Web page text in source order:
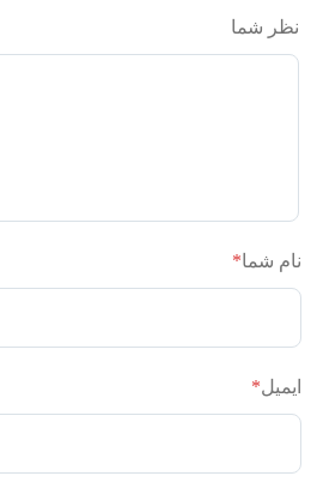
نظر شما
نام شما*
ایمیل*